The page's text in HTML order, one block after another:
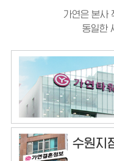
가연은 본사
동일한
수원지